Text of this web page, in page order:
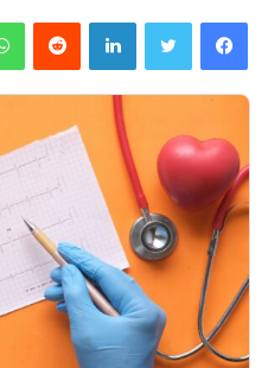
فیس بوک توییتر لینکدین